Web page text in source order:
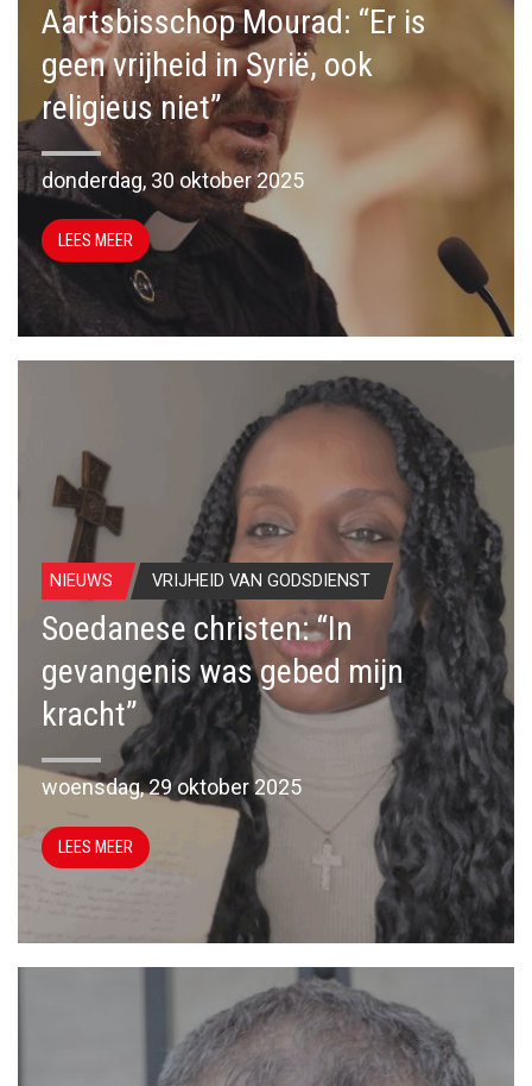
Aartsbisschop Mourad: “Er is
geen vrijheid in Syrië, ook
religieus niet”
donderdag, 30 oktober 2025
LEES MEER
NIEUWS VRIJHEID VAN GODSDIENST
Soedanese christen: “In
gevangenis was gebed mijn
kracht”
woensdag, 29 oktober 2025
LEES MEER